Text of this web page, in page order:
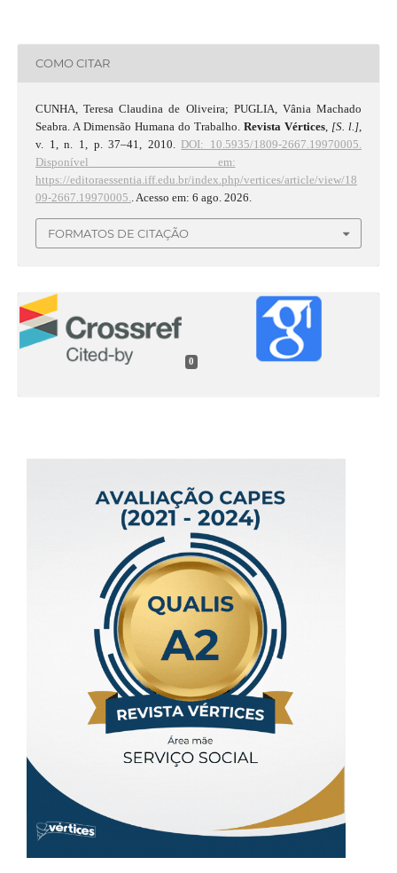
COMO CITAR
CUNHA, Teresa Claudina de Oliveira; PUGLIA, Vânia Machado
Seabra. A Dimensão Humana do Trabalho.Revista Vértices [S. l.]
v. 1, n. 1, p. 37–41, 2010. DOI: 10.5935/1809-2667.19970005.
Disponível em:
https://editoraessentia.iff.edu.br/index.php/vertices/article/view/18
09-2667.19970005.
. Acesso em: 6 ago. 2026.
FORMATOS DE CITAÇÃO
0